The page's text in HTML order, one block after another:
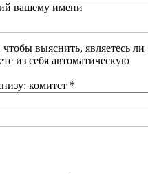
вашему имени
чтобы выяснить, являетесь ли
из себя автоматическую
комитет *